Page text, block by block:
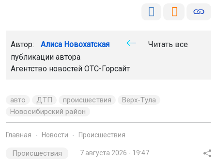
Автор: Алиса Новохатская
Читать все
публикации автора
Агентство новостей ОТС-Горсайт
авто ДТП происшествия
Верх-Тула
Новосибирский район
Главная Новости Происшествия
Происшествия 7 августа 2026 - 19:47